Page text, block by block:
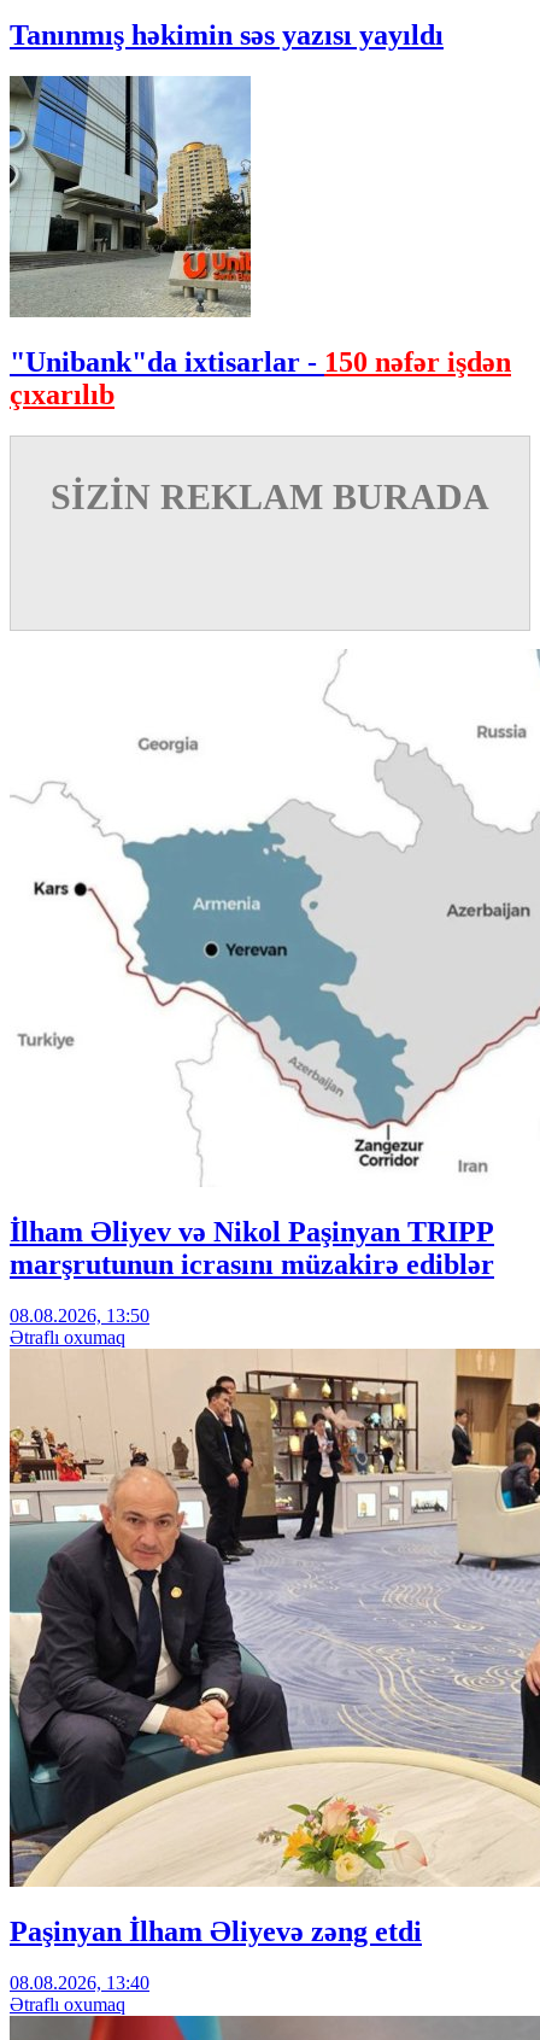
Tanınmış həkimin səs yazısı yayıldı
"Unibank"da ixtisarlar - 150 nəfər işdən
çıxarılıb
SİZİN REKLAM BURADA
İlham Əliyev və Nikol Paşinyan TRIPP
marşrutunun icrasını müzakirə ediblər
08.08.2026, 13:50
Ətraflı oxumaq
Paşinyan İlham Əliyevə zəng etdi
08.08.2026, 13:40
Ətraflı oxumaq